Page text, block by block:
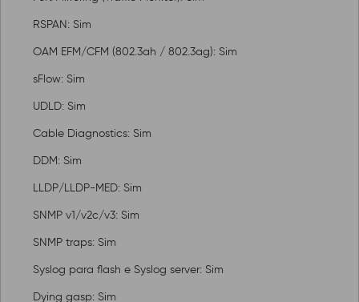
RSPAN: Sim
OAM EFM/CFM (802.3ah / 802.3ag): Sim
sFlow: Sim
UDLD: Sim
Cable Diagnostics: Sim
DDM: Sim
LLDP/LLDP-MED: Sim
SNMP v1/v2c/v3: Sim
SNMP traps: Sim
Syslog para flash e Syslog server: Sim
Dying gasp: Sim